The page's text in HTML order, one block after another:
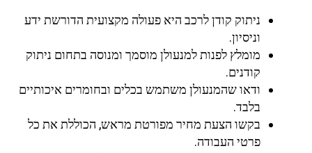
ניתוק קודן לרכב היא פעולה מקצועית הדורשת ידע
וניסיון.
מומלץ לפנות למנעולן מוסמך ומנוסה בתחום ניתוק
קודנים.
ודאו שהמנעולן משתמש בכלים ובחומרים איכותיים
בלבד.
בקשו הצעת מחיר מפורטת מראש, הכוללת את כל
פרטי העבודה.